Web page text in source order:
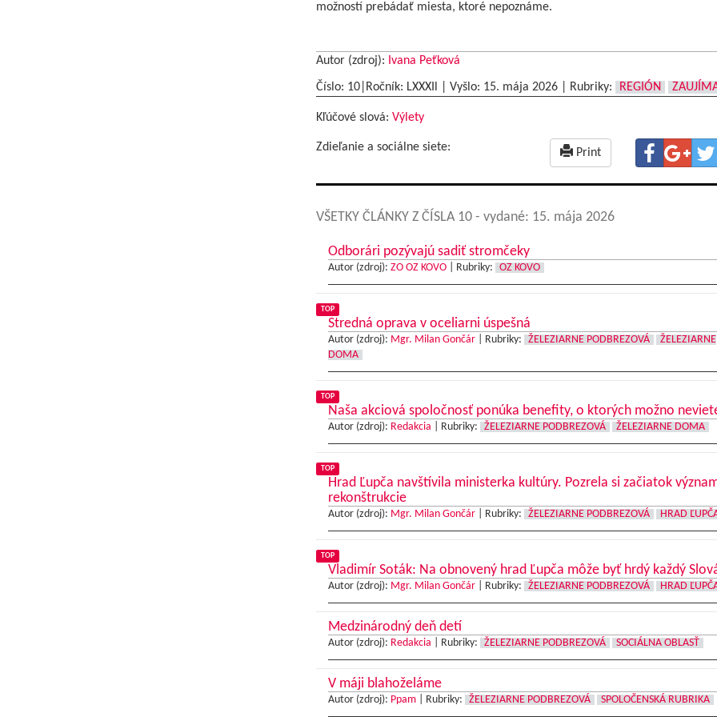
možností prebádať miesta, ktoré nepoznáme.
Autor (zdroj): Ivana Peťková
Číslo: 10|Ročník: LXXXIl | Vyšlo: 15. mája 2026| Rubriky: REGIÓN
Kľúčové slová: Výlety
Zdieľanie a sociálne siete: Print
VŠETKY ČLÁNKY Z ČÍSLA 10 - vydané: 15. mája 2026
Odborári pozývajú sadiť stromčeky
Autor (zdroj): ZO OZ KOVO| Rubriky: OZ KOVO
TOP
Stredná oprava v oceliarni úspešná
Autor (zdroj): Mgr. Milan Gončár| Rubriky: ŽELEZIARNE PODBREZOVÁ
ŽELEZIARNE
DOMA
TOP
Naša akciová spoločnosť ponúka benefity, o ktorých možno
Autor (zdroj): Redakcia Rubriky: ŽELEZIARNE PODBREZOVÁ ŽELEZIARNE DOMA
TOP
Hrad Ľupča navštívila ministerka kultúry. Pozrela si začiatok
rekonštrukcie
Autor (zdroj): Mgr. Milan Gončár| Rubriky: ŽELEZIARNE PODBREZOVÁ HRAD
TOP
Vladimír Soták: Na obnovený hrad Ľupča môže byť hrdý každý
Autor (zdroj): Mgr. Milan Gončár| Rubriky: ŽELEZIARNE PODBREZOVÁ HRAD
Medzinárodný deň detí
Autor (zdroj): Redakcia Rubriky: ŽELEZIARNE PODBREZOVÁ SOCIÁLNA OBLASŤ
V máji blahoželáme
Autor (zdroj): Ppam| Rubriky: ŽELEZIARNE PODBREZOVÁ SPOLOČENSKÁ RUBRIKA